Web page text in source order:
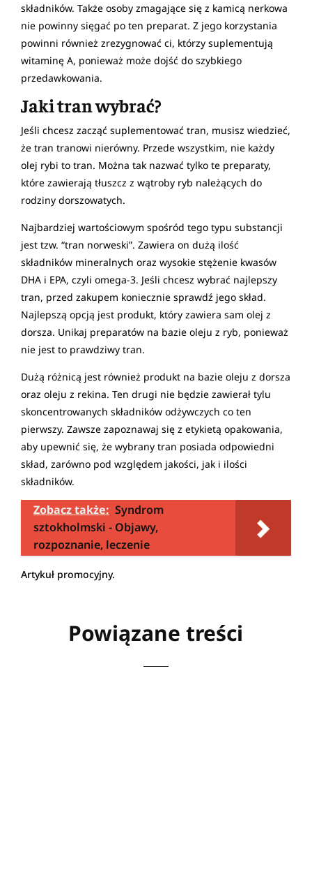
składników. Także osoby zmagające się z kamicą nerkowa
nie powinny sięgać po ten preparat. Z jego korzystania
powinni również zrezygnować ci, którzy suplementują
witaminę A, ponieważ może dojść do szybkiego
przedawkowania.
Jaki tran wybrać?
Jeśli chcesz zacząć suplementować tran, musisz wiedzieć,
że tran tranowi nierówny. Przede wszystkim, nie każdy
olej rybi to tran. Można tak nazwać tylko te preparaty,
które zawierają tłuszcz z wątroby ryb należących do
rodziny dorszowatych.
Najbardziej wartościowym spośród tego typu substancji
jest tzw. “tran norweski”. Zawiera on dużą ilość
składników mineralnych oraz wysokie stężenie kwasów
DHA i EPA, czyli omega-3. Jeśli chcesz wybrać najlepszy
tran, przed zakupem koniecznie sprawdź jego skład.
Najlepszą opcją jest produkt, który zawiera sam olej z
dorsza. Unikaj preparatów na bazie oleju z ryb, ponieważ
nie jest to prawdziwy tran.
Dużą różnicą jest również produkt na bazie oleju z dorsza
oraz oleju z rekina. Ten drugi nie będzie zawierał tylu
skoncentrowanych składników odżywczych co ten
pierwszy. Zawsze zapoznawaj się z etykietą opakowania,
aby upewnić się, że wybrany tran posiada odpowiedni
skład, zarówno pod względem jakości, jak i ilości
składników.
Zobacz także: Syndrom
sztokholmski - Objawy,
rozpoznanie, leczenie
Artykuł promocyjny.
Powiązane treści